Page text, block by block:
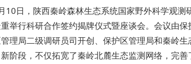
10日，陕西秦岭森林生态系统国家野外科学观
举行科研合作签约揭牌仪式暨座谈会。会议由
理局二级调研员司开创、保护区管理局和秦岭
阶段，不仅拓宽了秦岭北麓生态监测网络，完